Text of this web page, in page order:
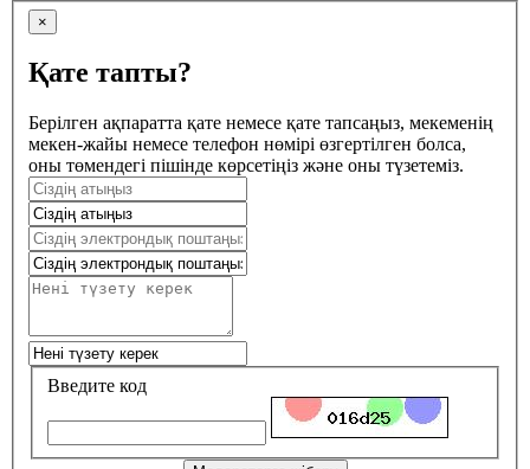
×
Қате тапты?
Берілген ақпаратта қате немесе қате тапсаңыз, мекеменің
мекен-жайы немесе телефон нөмірі өзгертілген болса,
оны төмендегі пішінде көрсетіңіз және оны түзетеміз.
Введите код